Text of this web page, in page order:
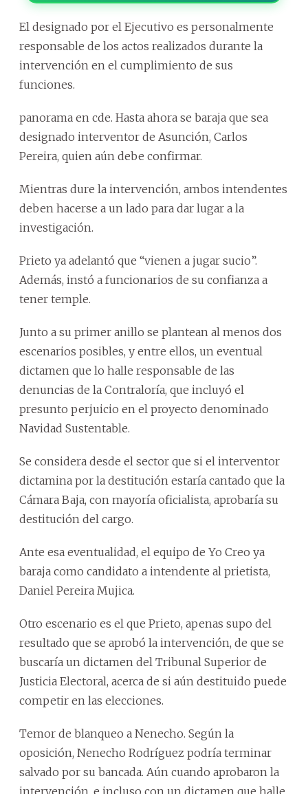
El designado por el Ejecutivo es personalmente
responsable de los actos realizados durante la
intervención en el cumplimiento de sus
funciones.
panorama en cde. Hasta ahora se baraja que sea
designado interventor de Asunción, Carlos
Pereira, quien aún debe confirmar.
Mientras dure la intervención, ambos intendentes
deben hacerse a un lado para dar lugar a la
investigación.
Prieto ya adelantó que “vienen a jugar sucio”.
Además, instó a funcionarios de su confianza a
tener temple.
Junto a su primer anillo se plantean al menos dos
escenarios posibles, y entre ellos, un eventual
dictamen que lo halle responsable de las
denuncias de la Contraloría, que incluyó el
presunto perjuicio en el proyecto denominado
Navidad Sustentable.
Se considera desde el sector que si el interventor
dictamina por la destitución estaría cantado que la
Cámara Baja, con mayoría oficialista, aprobaría su
destitución del cargo.
Ante esa eventualidad, el equipo de Yo Creo ya
baraja como candidato a intendente al prietista,
Daniel Pereira Mujica.
Otro escenario es el que Prieto, apenas supo del
resultado que se aprobó la intervención, de que se
buscaría un dictamen del Tribunal Superior de
Justicia Electoral, acerca de si aún destituido puede
competir en las elecciones.
Temor de blanqueo a Nenecho. Según la
oposición, Nenecho Rodríguez podría terminar
salvado por su bancada. Aún cuando aprobaron la
intervención, e incluso con un dictamen que halle